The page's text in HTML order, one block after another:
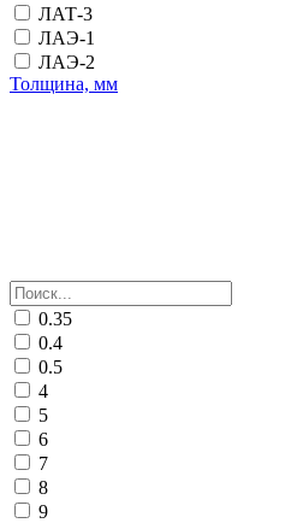
ЛАТ-3
ЛАЭ-1
ЛАЭ-2
Толщина, мм
0.35
0.4
0.5
4
5
6
7
8
9